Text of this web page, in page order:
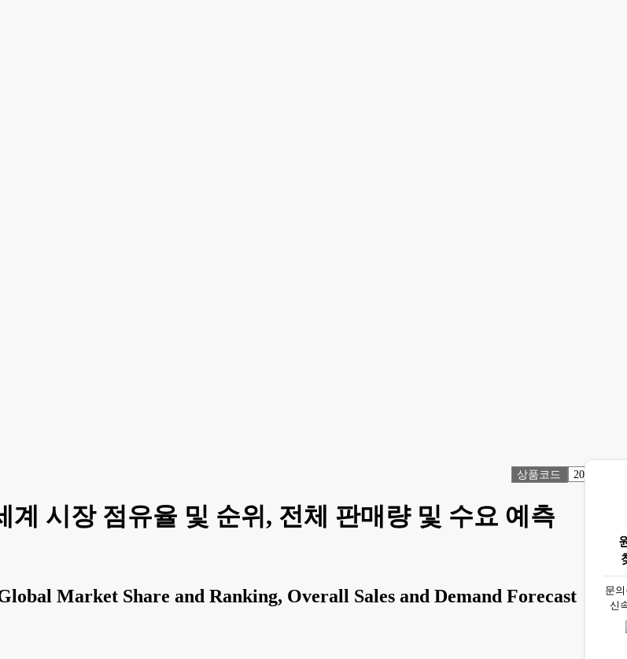
상품코드 2017251
계 시장 점유율 및 순위, 전체 판매량 및 수요 예측
Market Share and Ranking, Overall Sales and Demand Forecast
문
신